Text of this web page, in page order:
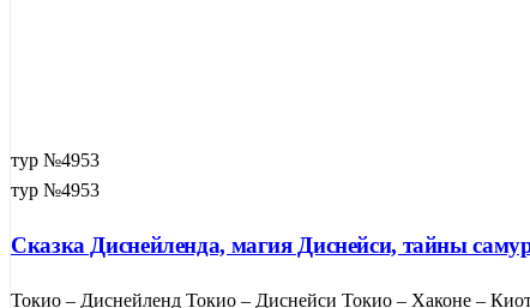
тур №4953
тур №4953
Сказка Диснейленда, магия Диснейси, тайны
Токио – Диснейленд Токио – Диснейси Токио – Хаконе –